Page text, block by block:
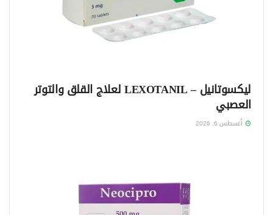
ليكسوتانيل – LEXOTANIL لعلاج القلق والتوتر
العصبي
أغسطس 6, 2026